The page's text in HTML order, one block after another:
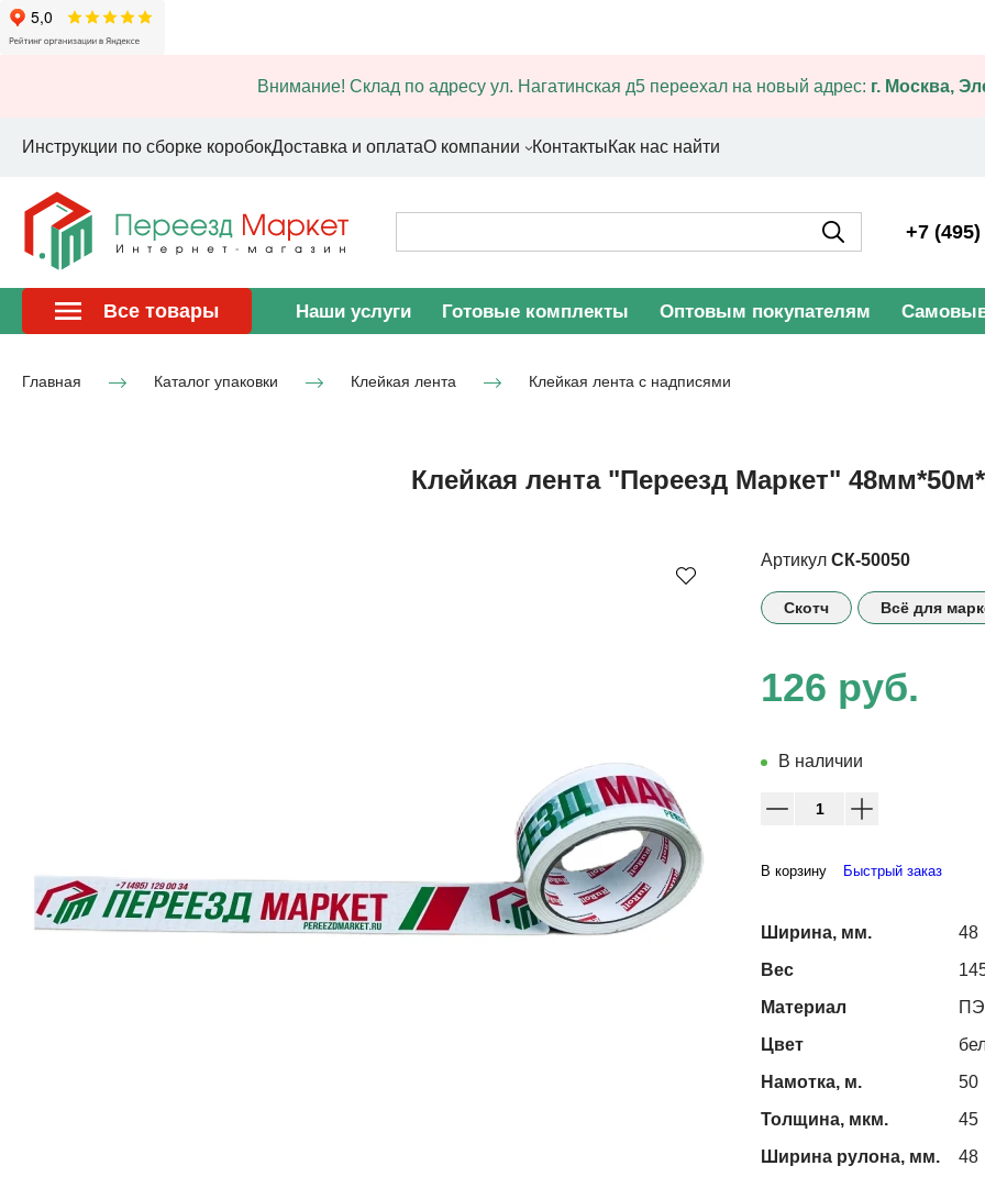
Внимание! Склад по адресу ул. Нагатинская д5 переехал на новый адрес: г. Москва,
Инструкции по сборке коробокДоставка и оплатаО компании КонтактыКак нас найти
+7
Все товары Наши услуги Готовые комплекты Оптовым покупателям
Главная Каталог упаковки Клейкая лента Клейкая лента с надписями
Клейкая лента "Переезд Маркет"
Артикул СК-50050
Скотч Всё для
126 руб.
В наличии
В корзину Быстрый заказ
Ширина, мм.
48
Вес
Материал
ПЭ
Цвет
Намотка, м.
50
Толщина, мкм.
45
Ширина рулона, мм.
48